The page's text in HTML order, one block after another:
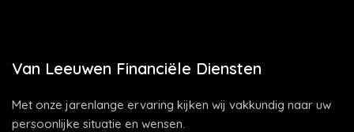
Van Leeuwen Financiële Diensten
Met onze jarenlange ervaring kijken wij vakkundig naar uw
persoonlijke situatie en wensen.